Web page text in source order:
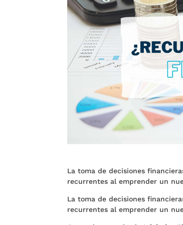
La toma de decisiones
recurrentes al emprender un
La toma de decisiones
recurrentes al emprender un